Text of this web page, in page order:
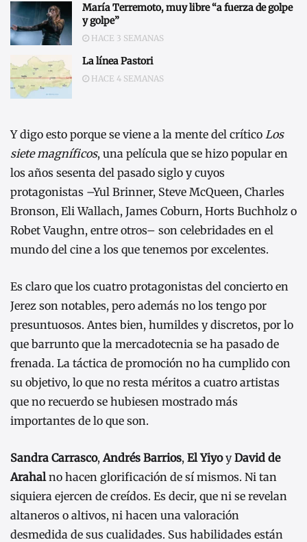
María Terremoto, muy libre “a fuerza de golpe
y golpe”
HACE 3 SEMANAS
La línea Pastori
HACE 4 SEMANAS
Y digo esto porque se viene a la mente del crítico Los
siete magníficos, una película que se hizo popular en
los años sesenta del pasado siglo y cuyos
protagonistas –Yul Brinner, Steve McQueen, Charles
Bronson, Eli Wallach, James Coburn, Horts Buchholz o
Robet Vaughn, entre otros– son celebridades en el
mundo del cine a los que tenemos por excelentes.
Es claro que los cuatro protagonistas del concierto en
Jerez son notables, pero además no los tengo por
presuntuosos. Antes bien, humildes y discretos, por lo
que barrunto que la mercadotecnia se ha pasado de
frenada. La táctica de promoción no ha cumplido con
su objetivo, lo que no resta méritos a cuatro artistas
que no recuerdo se hubiesen mostrado más
importantes de lo que son.
Sandra Carrasco, Andrés Barrios, El YiyoyDavid de
Arahalno hacen glorificación de sí mismos. Ni tan
siquiera ejercen de creídos. Es decir, que ni se revelan
altaneros o altivos, ni hacen una valoración
desmedida de sus cualidades. Sus habilidades están